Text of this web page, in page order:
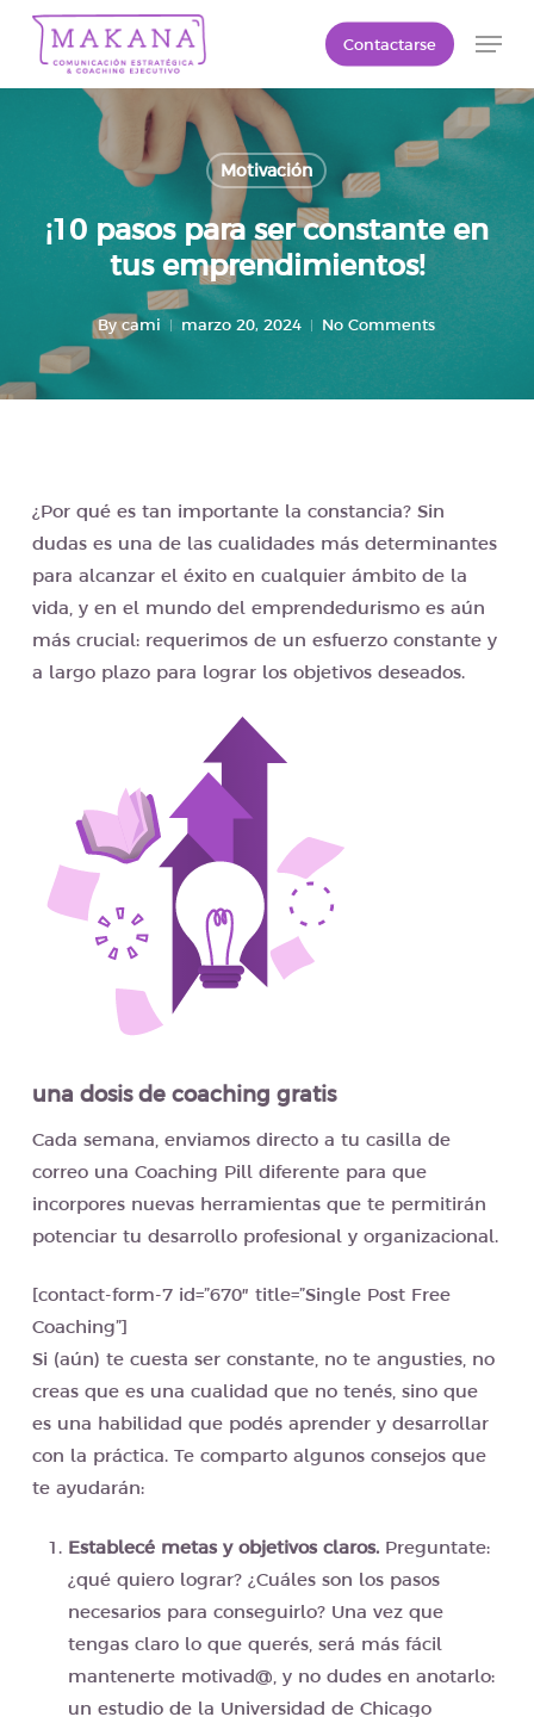
Skip
Contactarse
Motivación
¡10 pasos para ser constante en
tus emprendimientos!
By cami marzo 20, 2024 No Comments
¿Por qué es tan importante la constancia? Sin
dudas es una de las cualidades más determinantes
para alcanzar el éxito en cualquier ámbito de la
vida, y en el mundo del emprendedurismo es aún
más crucial: requerimos de un esfuerzo constante y
a largo plazo para lograr los objetivos deseados.
una dosis de coaching gratis
Cada semana, enviamos directo a tu casilla de
correo una Coaching Pill diferente para que
incorpores nuevas herramientas que te permitirán
potenciar tu desarrollo profesional y organizacional.
[contact-form-7 id=”670″ title=”Single Post Free
Coaching”]
Si (aún) te cuesta ser constante, no te angusties, no
creas que es una cualidad que no tenés, sino que
es una habilidad que podés aprender y desarrollar
con la práctica. Te comparto algunos consejos que
te ayudarán:
Establecé metas y objetivos claros. Preguntate:
¿qué quiero lograr? ¿Cuáles son los pasos
necesarios para conseguirlo? Una vez que
tengas claro lo que querés, será más fácil
mantenerte motivad@, y no dudes en anotarlo:
un estudio de la Universidad de Chicago
Menu